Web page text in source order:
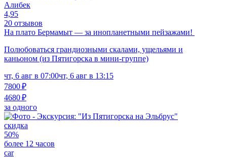
Алибек
4,95
20 отзывов
На плато Бермамыт — за инопланетными пейзажами!
Полюбоваться грандиозными скалами, ущельями и
каньоном (из Пятигорска в мини-группе)
чт, 6 авг в 07:00чт, 6 авг в 13:15
7800 ₽
4680 ₽
за одного
скидка
50%
более 12 часов
car